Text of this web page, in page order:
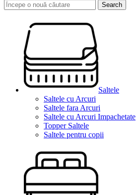
Search
Saltele
Saltele cu Arcuri
Saltele fara Arcuri
Saltele cu Arcuri Impachetate
Topper Saltele
Saltele pentru copii